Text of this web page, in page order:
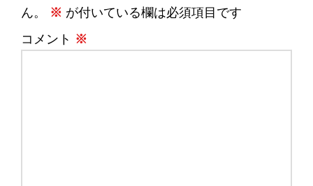
ん。
※ が付いている欄は必須項目です
コメント ※